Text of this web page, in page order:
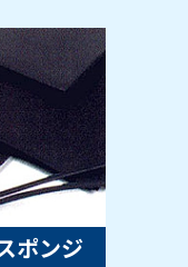
ポンジ